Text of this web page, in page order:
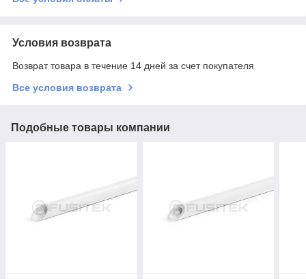
Условия возврата
Возврат товара в течение 14 дней за счет покупателя
Все условия возврата
Подобные товары компании